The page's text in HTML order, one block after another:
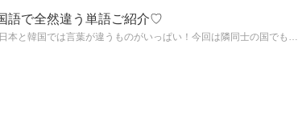
語で全然違う単語ご紹介♡
本と韓国では言葉が違うものがいっぱい！今回は隣同士の国でも…